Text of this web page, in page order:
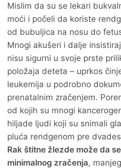
Mislim da su se lekari
moći i počeli da koriste
od bubuljica na nosu do
Mnogi akušeri i dalje
nisu sigurni u svoje prste
položaja deteta – uprkos
leukemija u podrobno
prenatalnim zračenjem.
od kojih su mnogi
hiljade ljudi koji su snimali
pluća rendgenom pre
Rak štitne žlezde može da
minimalnog zračenja,